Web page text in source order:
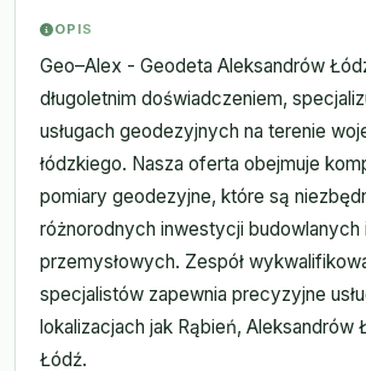
OPIS
Geo–Alex - Geodeta Aleksandrów
długoletnim doświadczeniem,
usługach geodezyjnych na terenie
łódzkiego. Nasza oferta obejmuje
pomiary geodezyjne, które są
różnorodnych inwestycji budowlanych i
przemysłowych. Zespół
specjalistów zapewnia precyzyjne
lokalizacjach jak Rąbień, Aleksandrów
Łódź.